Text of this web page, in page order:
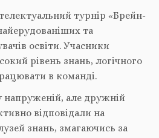
турнір «Брейн-
та
освіти. Учасники
рівень знань, логічного
в команді.
але дружній
відповідали на
знань, змагаючись за